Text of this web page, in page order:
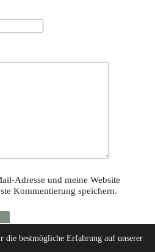
Adresse und meine Website
Kommentierung speichern.
die bestmögliche Erfahrung auf unserer